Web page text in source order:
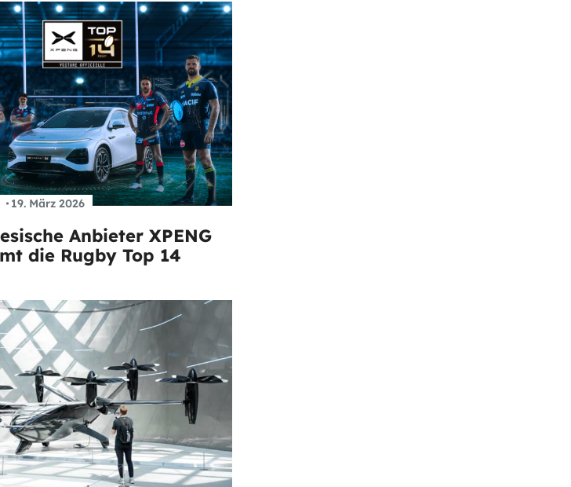
19. März 2026
Anbieter XPENG
die Rugby Top 14